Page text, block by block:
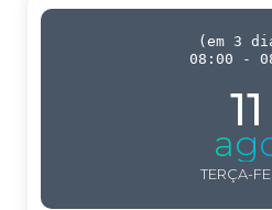
TERÇA-
11
08:00 -
( em 3